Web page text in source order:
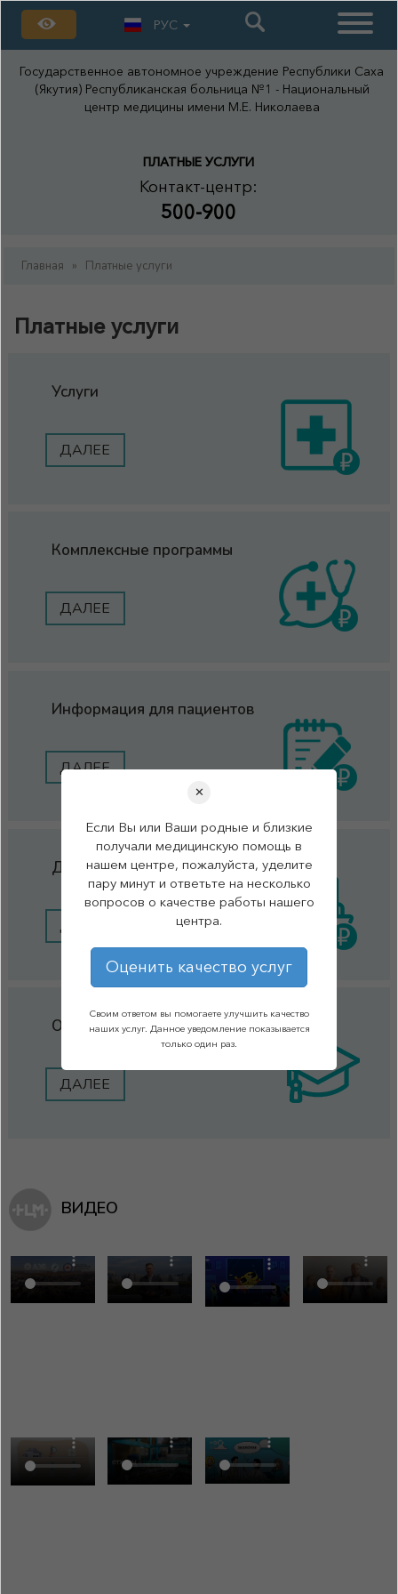
РУС
Государственное автономное учреждение Республики Саха
(Якутия) Республиканская больница №1 - Национальный
центр медицины имени М.Е. Николаева
ПЛАТНЫЕ УСЛУГИ
Контакт-центр:
500-900
Главная » Платные услуги
Платные услуги
Услуги
ДАЛЕЕ
Комплексные программы
ДАЛЕЕ
Информация для пациентов
ДАЛЕЕ
Документы
ДАЛЕЕ
Образование
ДАЛЕЕ
ВИДЕО
✕
Если Вы или Ваши родные и близкие
получали медицинскую помощь в
нашем центре, пожалуйста, уделите
пару минут и ответьте на несколько
вопросов о качестве работы нашего
центра.
Оценить качество услуг
Своим ответом вы помогаете улучшить качество
наших услуг. Данное уведомление показывается
только один раз.